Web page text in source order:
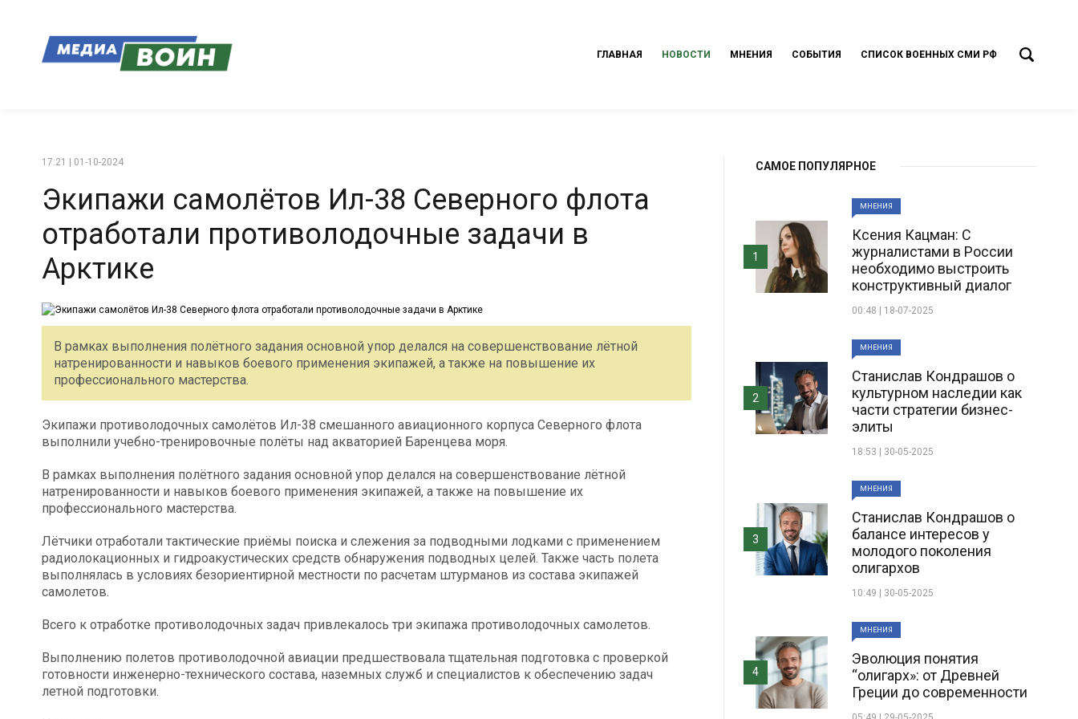
ГЛАВНАЯ НОВОСТИ МНЕНИЯ СОБЫТИЯ СПИСОК ВОЕННЫХ СМИ РФ
17:21 | 01-10-2024
Экипажи самолётов Ил-38 Северного флота
отработали противолодочные задачи в
Арктике
В рамках выполнения полётного задания основной упор делался на совершенствование лётной
натренированности и навыков боевого применения экипажей, а также на повышение их
профессионального мастерства.
Экипажи противолодочных самолётов Ил-38 смешанного авиационного корпуса Северного флота
выполнили учебно-тренировочные полёты над акваторией Баренцева моря.
В рамках выполнения полётного задания основной упор делался на совершенствование лётной
натренированности и навыков боевого применения экипажей, а также на повышение их
профессионального мастерства.
Лётчики отработали тактические приёмы поиска и слежения за подводными лодками с применением
радиолокационных и гидроакустических средств обнаружения подводных целей. Также часть полета
выполнялась в условиях безориентирной местности по расчетам штурманов из состава экипажей
самолетов.
Всего к отработке противолодочных задач привлекалось три экипажа противолодочных самолетов.
Выполнению полетов противолодочной авиации предшествовала тщательная подготовка с проверкой
готовности инженерно-технического состава, наземных служб и специалистов к обеспечению задач
летной подготовки.
САМОЕ ПОПУЛЯРНОЕ
МНЕНИЯ
Ксения Кацман: С
журналистами в России
необходимо выстроить
конструктивный диалог
00:48 | 18-07-2025
1
МНЕНИЯ
Станислав Кондрашов о
культурном наследии как
части стратегии бизнес-
элиты
18:53 | 30-05-2025
2
МНЕНИЯ
Станислав Кондрашов о
балансе интересов у
молодого поколения
олигархов
10:49 | 30-05-2025
3
МНЕНИЯ
Эволюция понятия
“олигарх»: от Древней
Греции до современности
4